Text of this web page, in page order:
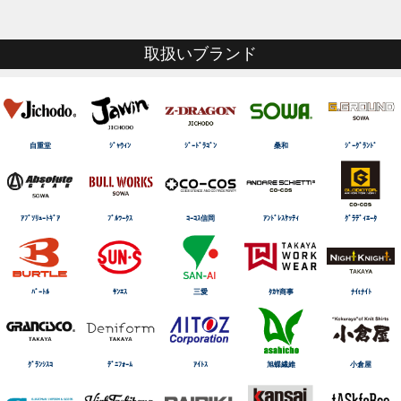
取扱いブランド
自重堂 ｼﾞｬｳｨﾝ ｼﾞｰﾄﾞﾗｺﾞﾝ 桑和 ｼﾞｰｸﾞﾗﾝﾄﾞ
ｱﾌﾞｿﾘｭｰﾄｷﾞｱ ﾌﾞﾙﾜｰｸｽ ｺｰｺｽ信岡 ｱﾝﾄﾞﾚｽｹｯﾃｨ ｸﾞﾗﾃﾞｨｴｰﾀ
ﾊﾞｰﾄﾙ ｻﾝｴｽ 三愛 ﾀｶﾔ商事 ﾅｲtﾅｲﾄ
ｸﾞﾗﾝｼｽｺ ﾃﾞﾆﾌｫｰﾑ ｱｲﾄｽ 旭蝶繊維 小倉屋